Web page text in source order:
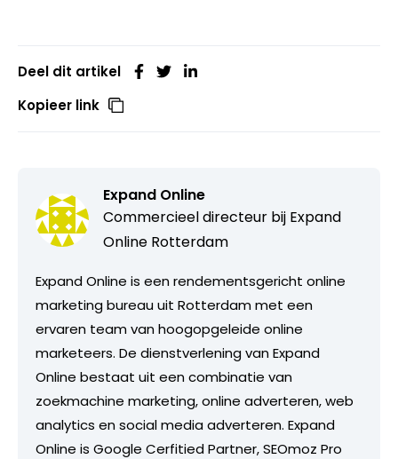
Deel dit artikel
Kopieer link
Expand Online
Commercieel directeur bij Expand
Online Rotterdam
Expand Online is een rendementsgericht online
marketing bureau uit Rotterdam met een
ervaren team van hoogopgeleide online
marketeers. De dienstverlening van Expand
Online bestaat uit een combinatie van
zoekmachine marketing, online adverteren, web
analytics en social media adverteren. Expand
Online is Google Cerfitied Partner, SEOmoz Pro